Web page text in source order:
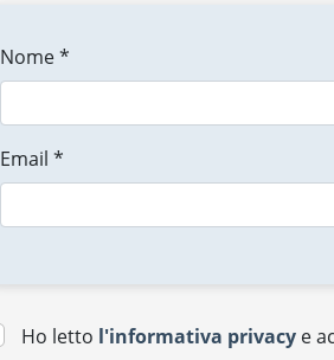
Nome *
Email *
Ho letto l'informativa privacy e